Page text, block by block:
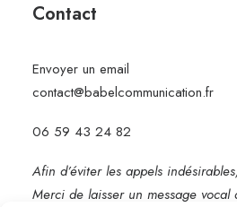
Contact
Envoyer un email
contact@babelcommunication.fr
06 59 43 24 82
Afin d’éviter les appels
Merci de laisser un message vocal